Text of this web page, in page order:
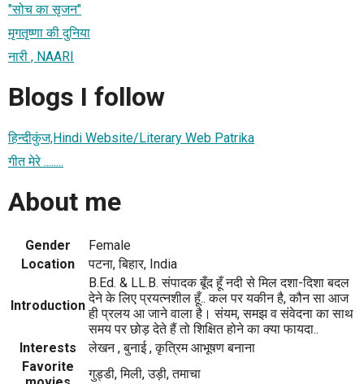
"सोच का सृजन"
मृगतृष्णा की दुनिया
नारी , NAARI
Blogs I follow
हिन्दीकुंज,Hindi Website/Literary Web Patrika
गीत मेरे ........
About me
Gender
Female
Location
पटना, बिहार, India
Introduction
B.Ed. & LL.B. संपादक बूँद हूँ नदी से मिल दशा-दिशा बदल
देने के लिए प्रयत्नशील हूँ.. कल पर यकीन है, कौन सा आज
ही प्रलय आ जाने वाला है। संयम, समझ व संवेदना का साथ
समय पर छोड़ देते हैं तो शिक्षित होने का क्या फायदा..
Interests
लेखन , बुनाई , कृत्रिम आभूषण बनाना
Favorite
गुड्डी, मिली, उड़ी, तमाचा